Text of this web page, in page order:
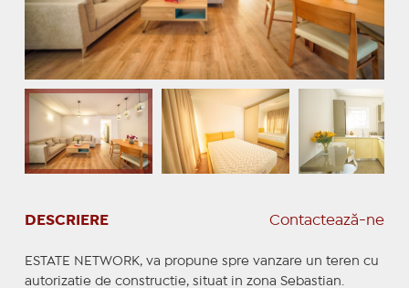
DESCRIERE Contactează-ne
ESTATE NETWORK, va propune spre vanzare un teren cu
autorizatie de constructie, situat in zona Sebastian.